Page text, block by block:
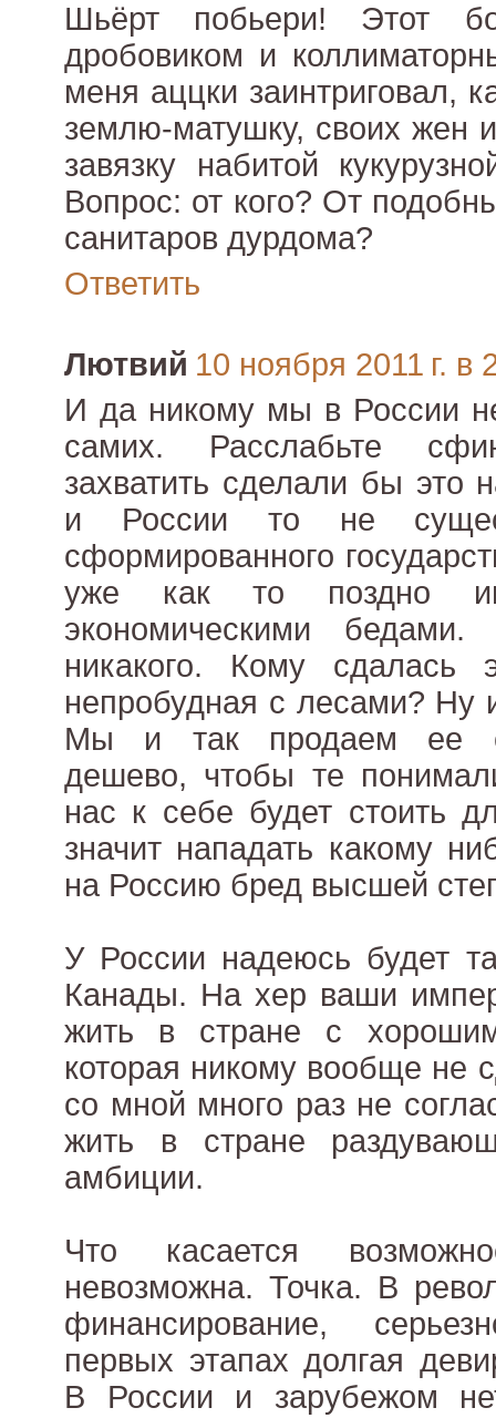
Шьёрт побьери! Этот
дробовиком и
меня аццки заинтриговал,
землю-матушку, своих жен
завязку набитой
Вопрос: от кого? От
санитаров дурдома?
Ответить
Лютвий 10 ноября 2011 г. в
И да никому мы в России
самих. Расслабьте
захватить сделали бы это
и России то не
сформированного
уже как то поздно
экономическими
никакого. Кому сдалась
непробудная с лесами? Ну
Мы и так продаем ее
дешево, чтобы те
нас к себе будет стоить
значит нападать какому
на Россию бред высшей
У России надеюсь будет
Канады. На хер ваши
жить в стране с
которая никому вообще не
со мной много раз не
жить в стране
амбиции.
Что касается
невозможна. Точка. В
финансирование,
первых этапах долгая
В России и зарубежом